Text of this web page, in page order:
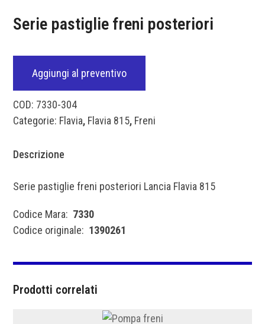
Serie pastiglie freni posteriori
Aggiungi al preventivo
COD: 7330-304
Categorie: Flavia, Flavia 815, Freni
Descrizione
Serie pastiglie freni posteriori Lancia Flavia 815
Codice Mara: 7330
Codice originale: 1390261
Prodotti correlati